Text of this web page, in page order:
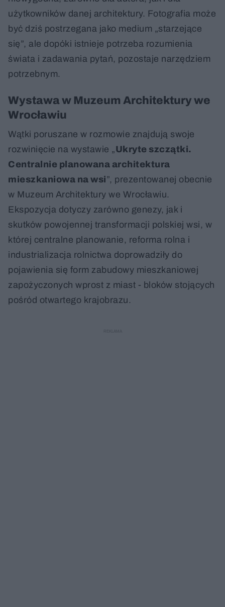
użytkowników danej architektury. Fotografia może
być dziś postrzegana jako medium „starzejące
się”, ale dopóki istnieje potrzeba rozumienia
świata i zadawania pytań, pozostaje narzędziem
potrzebnym.
Wystawa w Muzeum Architektury we
Wrocławiu
Wątki poruszane w rozmowie znajdują swoje
rozwinięcie na wystawie „Ukryte szczątki.
Centralnie planowana architektura
mieszkaniowa na wsi”, prezentowanej obecnie
w Muzeum Architektury we Wrocławiu.
Ekspozycja dotyczy zarówno genezy, jak i
skutków powojennej transformacji polskiej wsi, w
której centralne planowanie, reforma rolna i
industrializacja rolnictwa doprowadziły do
pojawienia się form zabudowy mieszkaniowej
zapożyczonych wprost z miast - bloków stojących
pośród otwartego krajobrazu.